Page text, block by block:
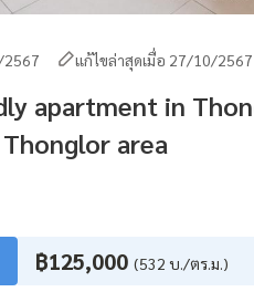
2567 แก้ไขล่าสุดเมื่อ 27/10/2567
apartment in
area
฿125,000 (532 บ./ตร.ม.)